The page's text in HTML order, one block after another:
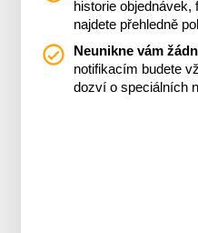
historie
najdete přehledně
Neunikne vám
notifikacím budete
dozví o speciálních